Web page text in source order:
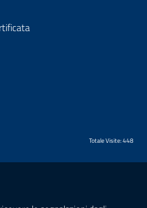
Totale Visite: 448